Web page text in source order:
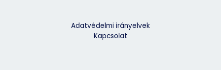
Adatvédelmi irányelvek
Kapcsolat